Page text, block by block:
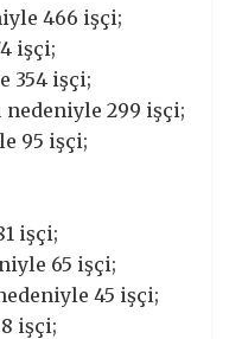
466 işçi;
işçi;
354 işçi;
nedeniyle 299 işçi;
95 işçi;
işçi;
65 işçi;
45 işçi;
işçi;